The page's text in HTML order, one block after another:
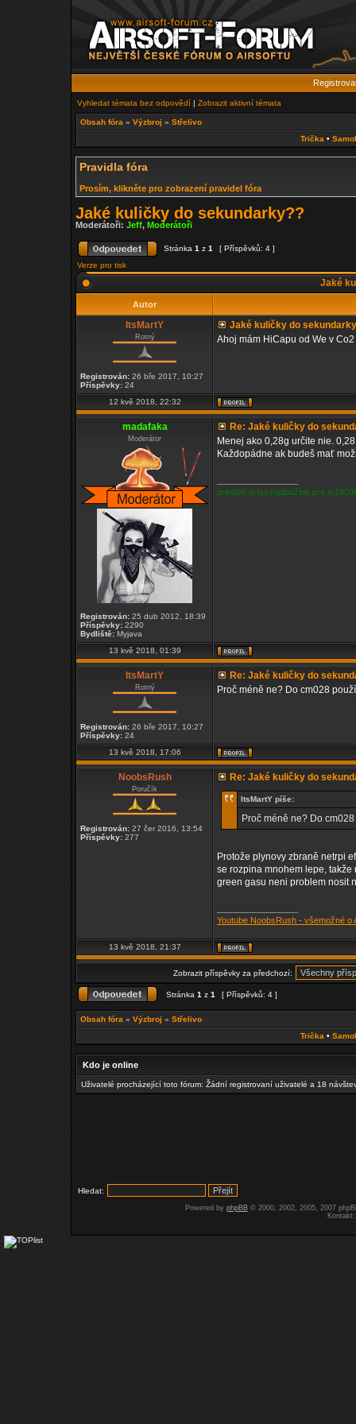
Vyhledat témata bez odpovědí | Zobrazit aktivní témata
Obsah fóra » Výzbroj » Střelivo
Trička •
Pravidla fóra
Prosím, klikněte pro zobrazení pravidel fóra
Jaké kuličky do sekundarky??
Moderátoři: Jeff, Moderátoři
Stránka 1 z 1
[ Příspěvků: 4 ]
Verze pro tisk
Jaké
Autor
ItsMartY
Rotný
Registrován: 26 bře 2017, 10:27
Příspěvky: 24
Jaké kuličky do
Ahoj mám HiCapu od We v
12 kvě 2018, 22:32
madafaka
Moderátor
Registrován: 25 dub 2012, 18:39
Příspěvky: 2290
Bydliště: Myjava
Re: Jaké kuličky do
Menej ako 0,28g určite nie.
Každopádne ak budeš mať
predám origo nadpažbie pre
13 kvě 2018, 01:39
ItsMartY
Rotný
Registrován: 26 bře 2017, 10:27
Příspěvky: 24
Re: Jaké kuličky do
Proč méně ne? Do cm028
13 kvě 2018, 17:06
NoobsRush
Poručík
Registrován: 27 čer 2016, 13:54
Příspěvky: 277
Re: Jaké kuličky do
ItsMartY píše:
Proč méně ne? Do
Protože plynovy zbraně netrpi
se rozpina mnohem lepe,
green gasu neni problem nosit
Youtube NoobsRush - všemožné
13 kvě 2018, 21:37
Zobrazit příspěvky za předchozí:
Stránka 1 z 1 [ Příspěvků: 4 ]
Obsah fóra » Výzbroj » Střelivo
Trička •
Kdo je online
Uživatelé procházející toto fórum: Žádní registrovaní uživatelé a 18
Hledat:
Powered by phpBB© 2000, 2002, 2005, 2007